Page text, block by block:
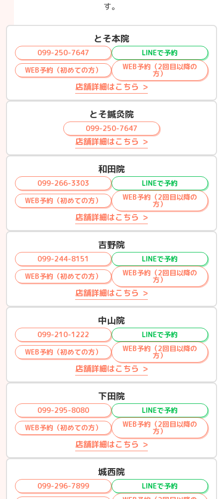
す。
とそ本院
099-250-7647
LINEで予約
WEB予約（初めての方）
WEB予約（2回目以降の
方）
店舗詳細はこちら
とそ鍼灸院
099-250-7647
店舗詳細はこちら
和田院
099-266-3303
LINEで予約
WEB予約（初めての方）
WEB予約（2回目以降の
方）
店舗詳細はこちら
吉野院
099-244-8151
LINEで予約
WEB予約（初めての方）
WEB予約（2回目以降の
方）
店舗詳細はこちら
中山院
099-210-1222
LINEで予約
WEB予約（初めての方）
WEB予約（2回目以降の
方）
店舗詳細はこちら
下田院
099-295-8080
LINEで予約
WEB予約（初めての方）
WEB予約（2回目以降の
方）
店舗詳細はこちら
城西院
099-296-7899
LINEで予約